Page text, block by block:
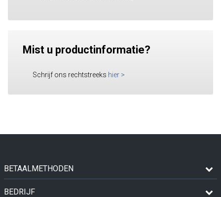
Mist u productinformatie?
Schrijf ons rechtstreeks hier >
BETAALMETHODEN
BEDRIJF